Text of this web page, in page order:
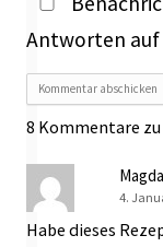
Antworten
8 Kommentare zu
4.
Habe dieses